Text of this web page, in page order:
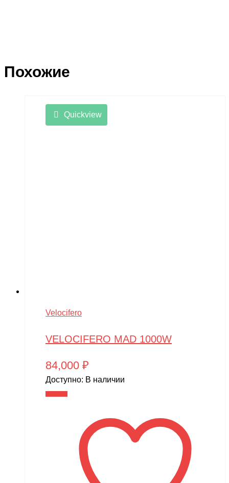
Похожие
Quickview
Velocifero
VELOCIFERO MAD 1000W
84,000 ₽
Доступно: В наличии